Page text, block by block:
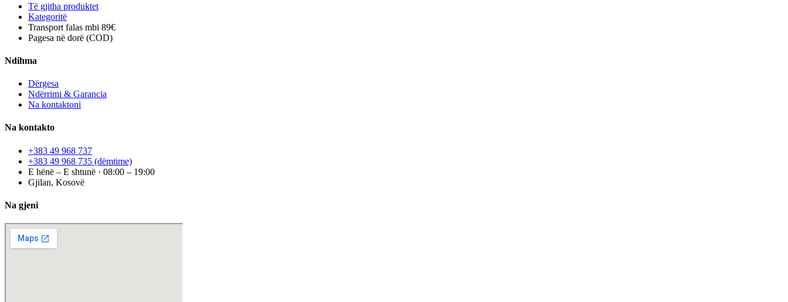
Të gjitha produktet
Kategoritë
Transport falas mbi 89€
Pagesa në dorë (COD)
Ndihma
Dërgesa
Ndërrimi & Garancia
Na kontaktoni
Na kontakto
+383 49 968 737
+383 49 968 735 (dëmtime)
E hënë – E shtunë · 08:00 – 19:00
Gjilan, Kosovë
Na gjeni